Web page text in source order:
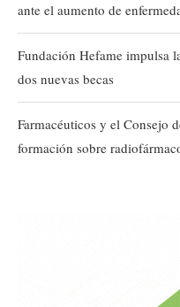
ante el aumento de
Fundación Hefame impulsa
dos nuevas becas
Farmacéuticos y el Consejo
formación sobre